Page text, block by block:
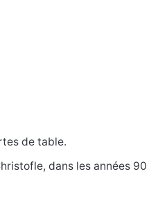
de table.
dans les années 90
0.107 kg